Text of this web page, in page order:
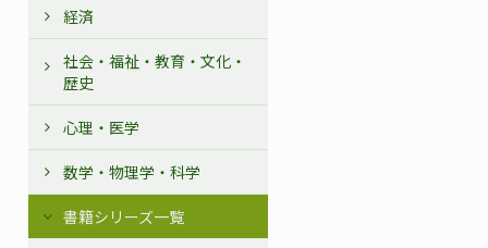
経済
社会・福祉・教育・文化・
歴史
心理・医学
数学・物理学・科学
書籍シリーズ一覧